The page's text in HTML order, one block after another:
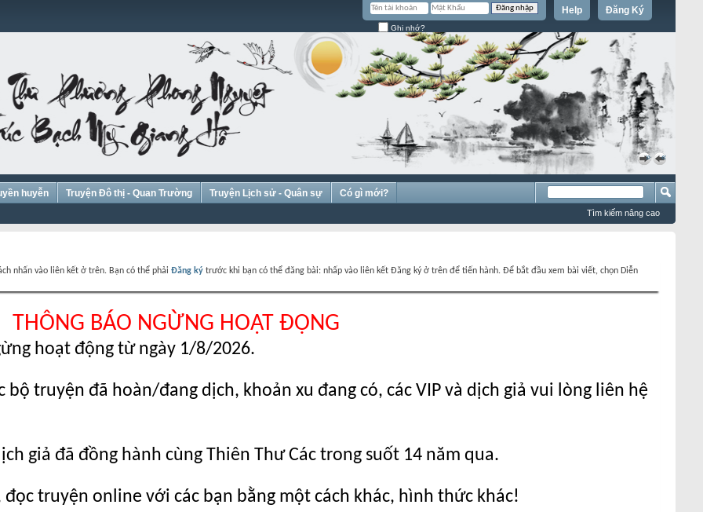
Đăng Ký
Help
Ghi nhớ?
«
»
huyễn Truyện Đô thị - Quan Trường Truyện Lịch sử - Quân sự Có gì mới?
Tìm kiếm nâng cao
nhấn vào liên kết ở trên. Bạn có thể phải Đăng ký trước khi bạn có thể đăng bài: nhấp vào liên kết Đăng ký ở trên để tiến hành. Để bắt đầu xem bài viết, chọn Diễn
THÔNG BÁO NGỪNG HOẠT ĐỘNG
hoạt động từ ngày 1/8/2026.
truyện đã hoàn/đang dịch, khoản xu đang có, các VIP và dịch giả vui lòng liên hệ
giả đã đồng hành cùng Thiên Thư Các trong suốt 14 năm qua.
đọc truyện online với các bạn bằng một cách khác, hình thức khác!